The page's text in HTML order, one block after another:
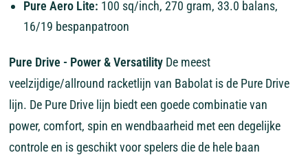
Pure Aero Lite: 100 sq/inch, 270 gram, 33.0 balans,
16/19 bespanpatroon
Pure Drive - Power & VersatilityDe meest
veelzijdige/allround racketlijn van Babolat is de Pure Drive
lijn. De Pure Drive lijn biedt een goede combinatie van
power, comfort, spin en wendbaarheid met een degelijke
controle en is geschikt voor spelers die de hele baan